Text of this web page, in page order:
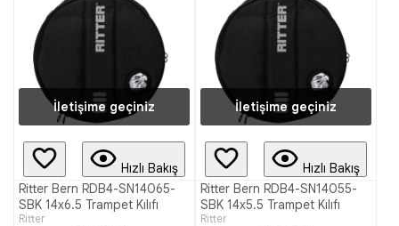
İletişime geçiniz
Hızlı Bakış
Ritter Bern RDB4-SN14065-
SBK 14x6.5 Trampet Kılıfı
Ritter
İletişime geçiniz
Hızlı Bakış
Ritter Bern RDB4-SN14055-
SBK 14x5.5 Trampet Kılıfı
Ritter